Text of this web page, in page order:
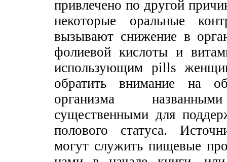
привлечено по другой
некоторые оральные
вызывают снижение в
фолиевой кислоты и
использующим pills
обратить внимание на
организма
существенными для
полового статуса.
могут служить пищевые